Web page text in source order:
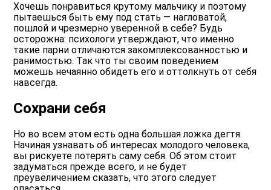
Хочешь понравиться крутому мальчику и поэтому
пытаешься быть ему под стать — нагловатой,
пошлой и чрезмерно уверенной в себе? Будь
осторожна: психологи утверждают, что именно
такие парни отличаются закомплексованностью и
ранимостью. Так что ты своим поведением
можешь нечаянно обидеть его и оттолкнуть от себя
навсегда.
Сохрани себя
Но во всем этом есть одна большая ложка дегтя.
Начиная узнавать об интересах молодого человека,
вы рискуете потерять саму себя. Об этом стоит
задуматься прежде всего, и не будет
преувеличением сказать, что этого следует